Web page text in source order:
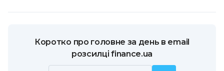
Коротко про головне за день в email
розсилці finance.ua